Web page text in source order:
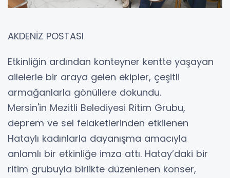
AKDENİZ POSTASI
Etkinliğin ardından konteyner kentte yaşayan
ailelerle bir araya gelen ekipler, çeşitli
armağanlarla gönüllere dokundu.
Mersin'in Mezitli Belediyesi Ritim Grubu,
deprem ve sel felaketlerinden etkilenen
Hataylı kadınlarla dayanışma amacıyla
anlamlı bir etkinliğe imza attı. Hatay’daki bir
ritim grubuyla birlikte düzenlenen konser,